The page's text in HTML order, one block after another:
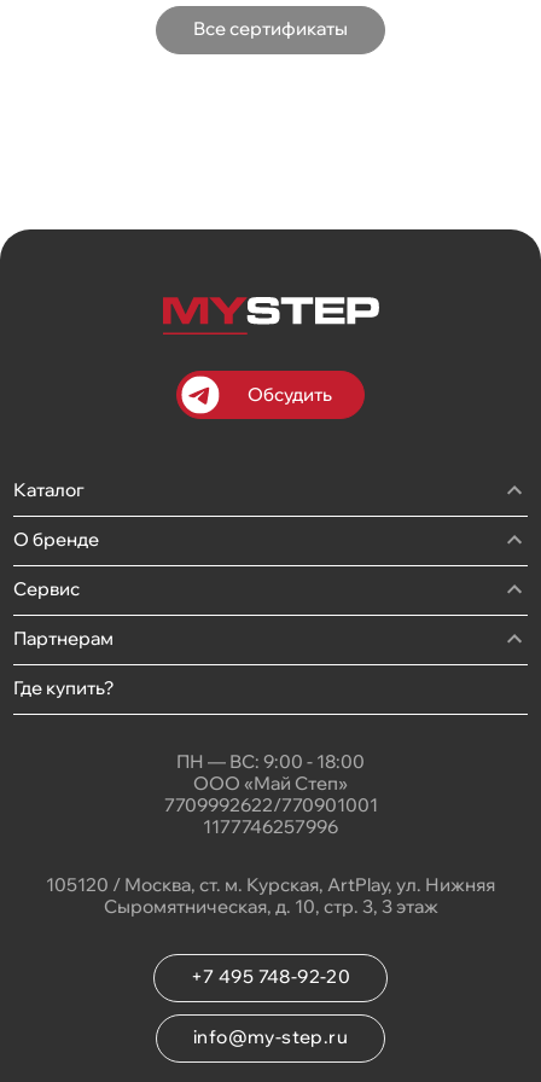
Все сертификаты
Обсудить
Каталог
О бренде
Сервис
Партнерам
Где купить?
ПН — ВС: 9:00 - 18:00
ООО «Май Степ»
7709992622/770901001
1177746257996
105120 / Москва, ст. м. Курская, ArtPlay, ул. Нижняя
Сыромятническая, д. 10, стр. 3, 3 этаж
+7 495 748-92-20
info@my-step.ru